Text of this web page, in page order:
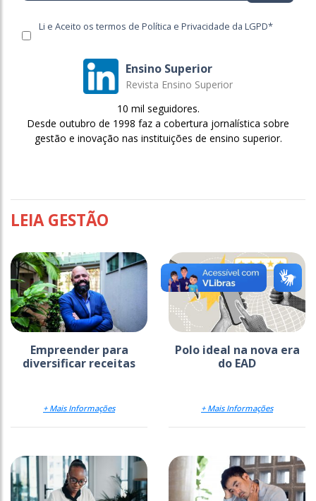
Li e Aceito os termos de Política e Privacidade da LGPD*
Ensino Superior
Revista Ensino Superior
10 mil seguidores.
Desde outubro de 1998 faz a cobertura jornalística sobre
gestão e inovação nas instituições de ensino superior.
LEIA GESTÃO
Empreender para
diversificar receitas
+ Mais Informações
Polo ideal na nova era
do EAD
+ Mais Informações